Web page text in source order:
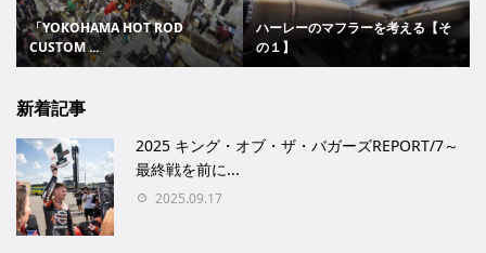
「YOKOHAMA HOT ROD
CUSTOM ...
ハーレーのマフラーを考える【そ
の１】
新着記事
2025 キング・オブ・ザ・バガーズREPORT/7～
最終戦を前に...
2025.09.17